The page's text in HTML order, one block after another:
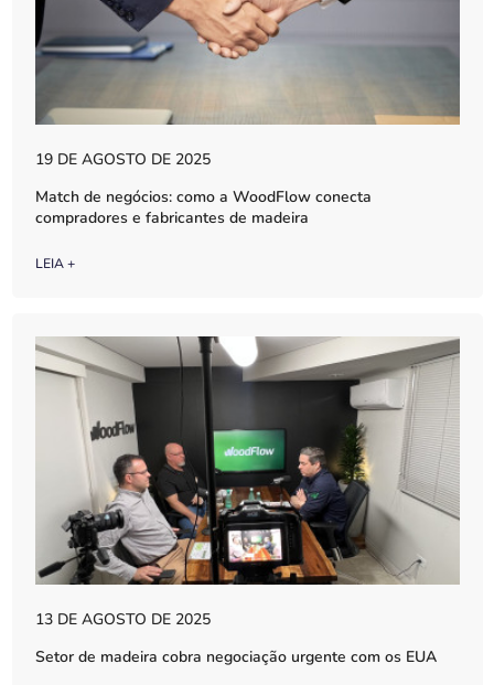
19 DE AGOSTO DE 2025
Match de negócios: como a WoodFlow conecta
compradores e fabricantes de madeira
LEIA +
13 DE AGOSTO DE 2025
Setor de madeira cobra negociação urgente com os EUA